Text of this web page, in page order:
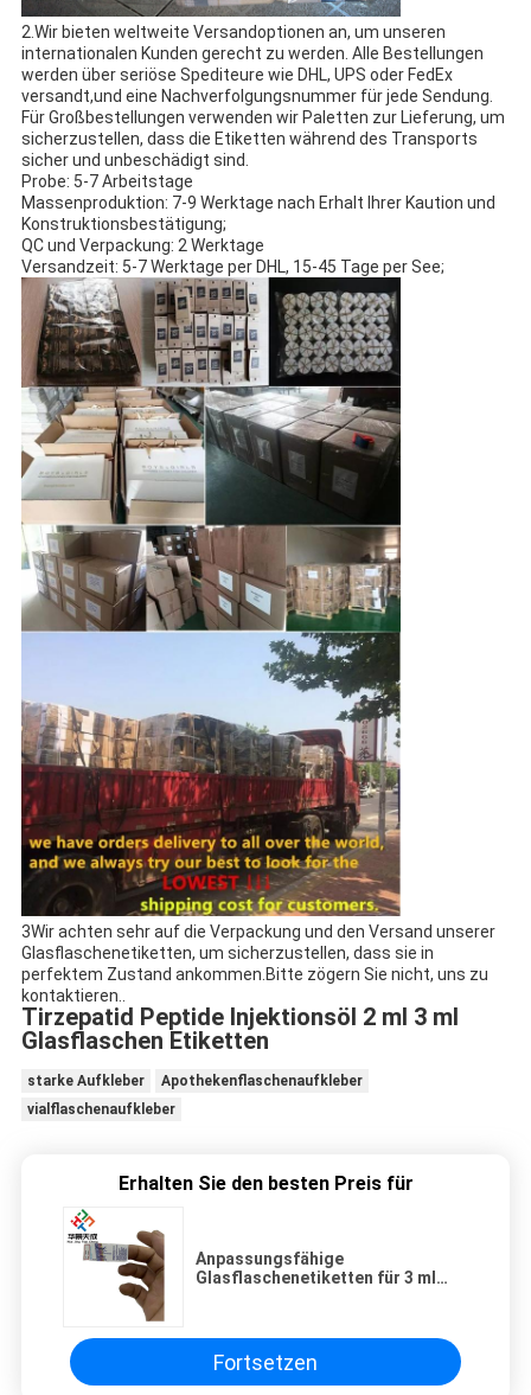
2.Wir bieten weltweite Versandoptionen an, um unseren
internationalen Kunden gerecht zu werden. Alle Bestellungen
werden über seriöse Spediteure wie DHL, UPS oder FedEx
versandt,und eine Nachverfolgungsnummer für jede Sendung.
Für Großbestellungen verwenden wir Paletten zur Lieferung, um
sicherzustellen, dass die Etiketten während des Transports
sicher und unbeschädigt sind.
Probe: 5-7 Arbeitstage
Massenproduktion: 7-9 Werktage nach Erhalt Ihrer Kaution und
Konstruktionsbestätigung;
QC und Verpackung: 2 Werktage
Versandzeit: 5-7 Werktage per DHL, 15-45 Tage per See;
3Wir achten sehr auf die Verpackung und den Versand unserer
Glasflaschenetiketten, um sicherzustellen, dass sie in
perfektem Zustand ankommen.Bitte zögern Sie nicht, uns zu
kontaktieren..
Tirzepatid Peptide Injektionsöl 2 ml 3 ml
Glasflaschen Etiketten
starke Aufkleber
Apothekenflaschenaufkleber
vialflaschenaufkleber
Erhalten Sie den besten Preis für
Anpassungsfähige
Glasflaschenetiketten für 3 ml
Fortsetzen